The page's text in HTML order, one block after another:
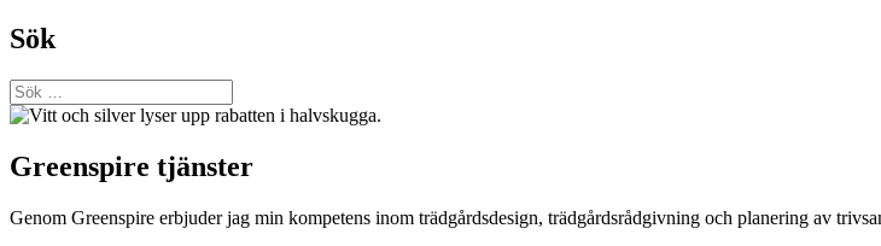
Sök
Sök
efter:
Greenspire tjänster
Genom Greenspire erbjuder jag min kompetens inom trädgårdsdesign, trädgårdsrådgivning och planering av